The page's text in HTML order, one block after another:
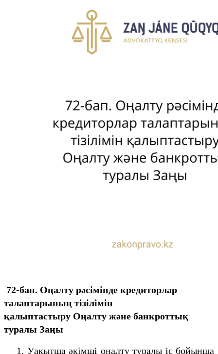
72-бап. Оңалту рәсімінде кредиторлар
талаптарының тізілімін
қалыптастыру Оңалту және банкроттық
туралы Заңы
1. Уақытша әкімші оңалту туралы іс бойынша